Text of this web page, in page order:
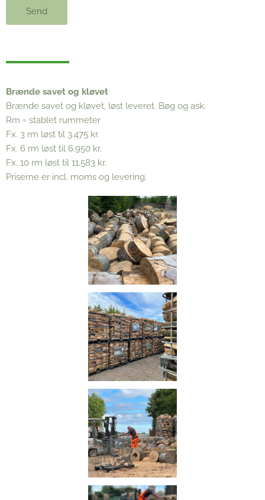
Send
Brænde savet og kløvet
Brænde savet og kløvet, løst leveret. Bøg og ask.
Rm = stablet rummeter
Fx. 3 rm løst til 3.475 kr.
Fx. 6 rm løst til 6.950 kr.
Fx. 10 rm løst til 11.583 kr.
Priserne er incl. moms og levering.